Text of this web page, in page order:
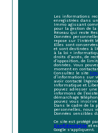
Les informations
enregistrées dans
Immo agissant
pour la gestion de la
Réseau qui reste
Données
repose sur l'intérêt
Elles sont
et sont destinées à
à la loi «
droits d’accès, de
d’opposition, de
données. Vous
moment en
Consultez le site
d’informations sur
avoir contacté
Informatique et
pouvez adresser
informons de
démarchage
pouvez vous
Dans le cadre de la
personnelles, nous
Données sensibles
Ce site est protégé
Confidentialité et
Google s'appliquent.